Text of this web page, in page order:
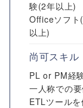
験(2年以上)
Officeソフ
以上)
尚可スキル
PL or PM経
一人称での
ETLツール